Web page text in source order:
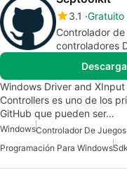
3.1 Gratuito
Controlador
controladores
Windows Driver and
Controllers es uno de los
GitHub que pueden ser…
WindowsControlador De
Programación Para Windows